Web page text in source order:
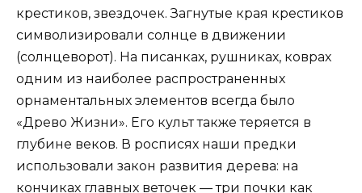
крестиков, звездочек. Загнутые края крестиков
символизировали солнце в движении
(солнцеворот). На писанках, рушниках, коврах
одним из наиболее распространенных
орнаментальных элементов всегда было
«Древо Жизни». Его культ также теряется в
глубине веков. В росписях наши предки
использовали закон развития дерева: на
кончиках главных веточек — три почки как